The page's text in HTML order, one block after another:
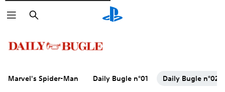
Rechercher
Marvel's Spider-Man Daily Bugle n°01 Daily Bugle n°02